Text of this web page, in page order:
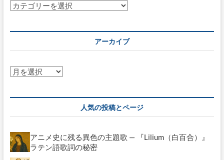
カ
ー
アーカイブ
ア
ブ
人気の投稿とページ
アニメ史に残る異色の主題歌 — 『Lilium（白百合）』
ラテン語歌詞の秘密